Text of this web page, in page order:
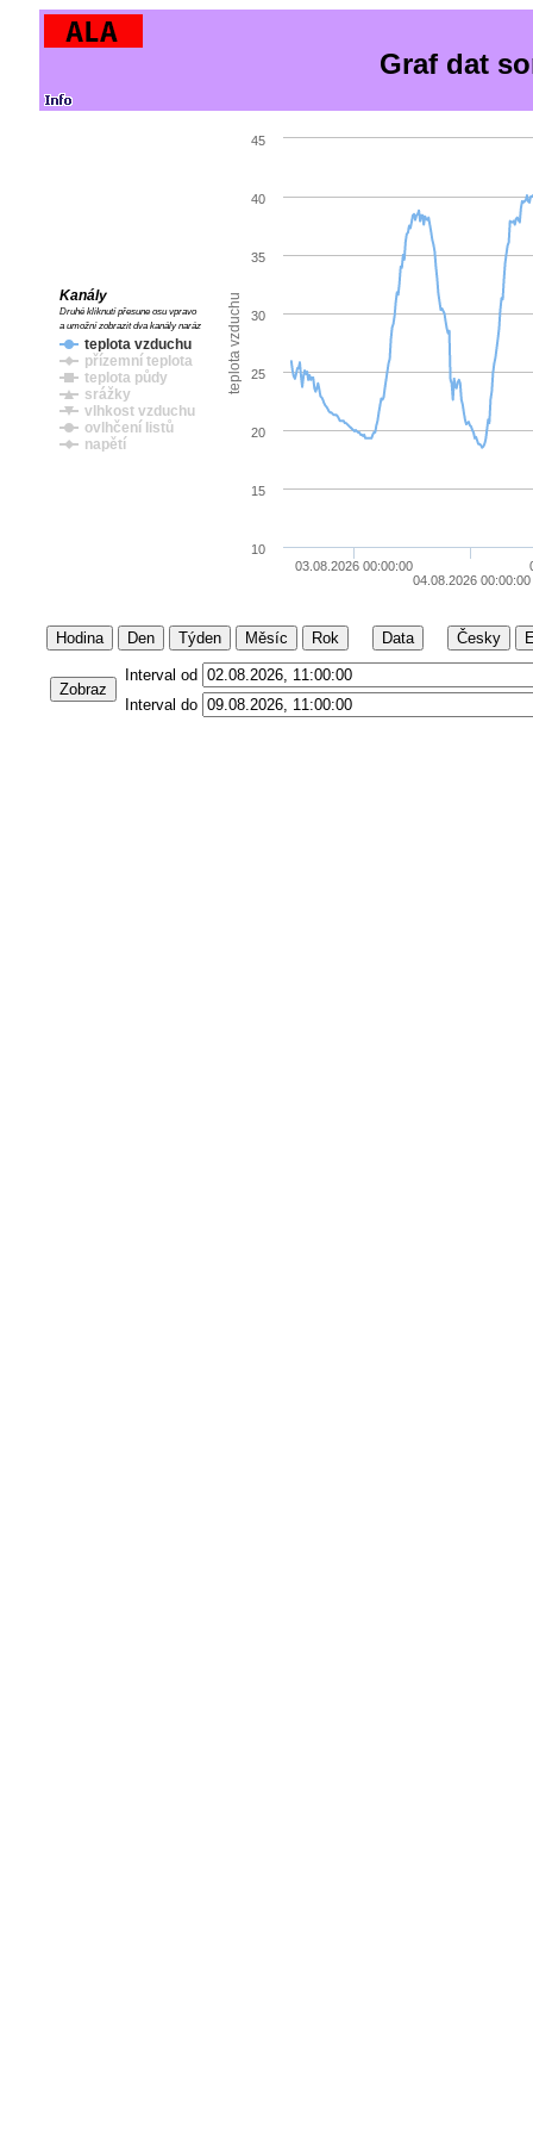
Graf dat
teplota vzduchu
teplota vzduchu
přízemní teplota
teplota půdy
srážky
vlhkost vzduchu
ovlhčení listů
napětí
Kanály
Druhé kliknutí přesune osu vpravo
a umožní zobrazit dva kanály naráz
03.08.2026 00:00:00
04.08.2026 00:00:00
10
15
20
25
30
35
40
45
Hodina Den Týden Měsíc Rok Data Česky
Zobraz
Interval od
Interval do